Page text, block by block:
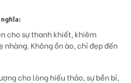
nghĩa:
cho sự thanh khiết, khiêm
nhàng. Không ồn ào, chỉ đẹp đến
cho lòng hiếu thảo, sự bền bỉ,